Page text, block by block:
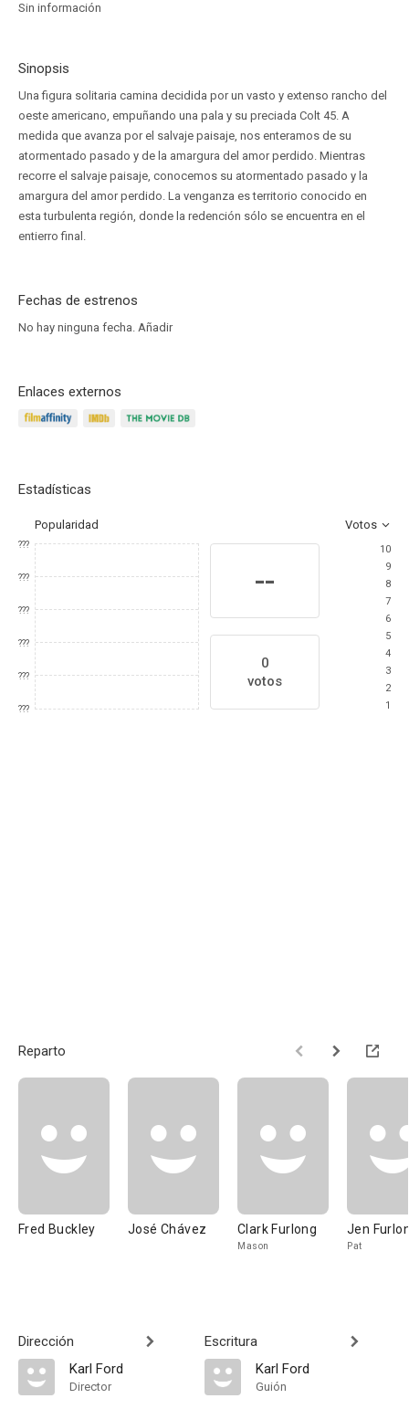
Sin información
Sinopsis
Una figura solitaria camina decidida por un vasto y extenso rancho del
oeste americano, empuñando una pala y su preciada Colt 45. A
medida que avanza por el salvaje paisaje, nos enteramos de su
atormentado pasado y de la amargura del amor perdido. Mientras
recorre el salvaje paisaje, conocemos su atormentado pasado y la
amargura del amor perdido. La venganza es territorio conocido en
esta turbulenta región, donde la redención sólo se encuentra en el
entierro final.
Fechas de estrenos
No hay ninguna fecha. Añadir
Enlaces externos
Estadísticas
Popularidad Votos
???
???
???
???
???
???
--
0
votos
10
9
8
7
6
5
4
3
2
1
Reparto
Fred Buckley José Chávez Clark Furlong
Mason
Jen
Pat
Dirección
Karl Ford
Director
Escritura
Karl Ford
Guión